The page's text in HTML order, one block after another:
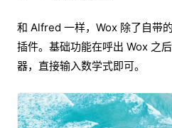
和 Alfred 一样，Wox 除了自带
插件。基础功能在呼出 Wox 之
器，直接输入数学式即可。